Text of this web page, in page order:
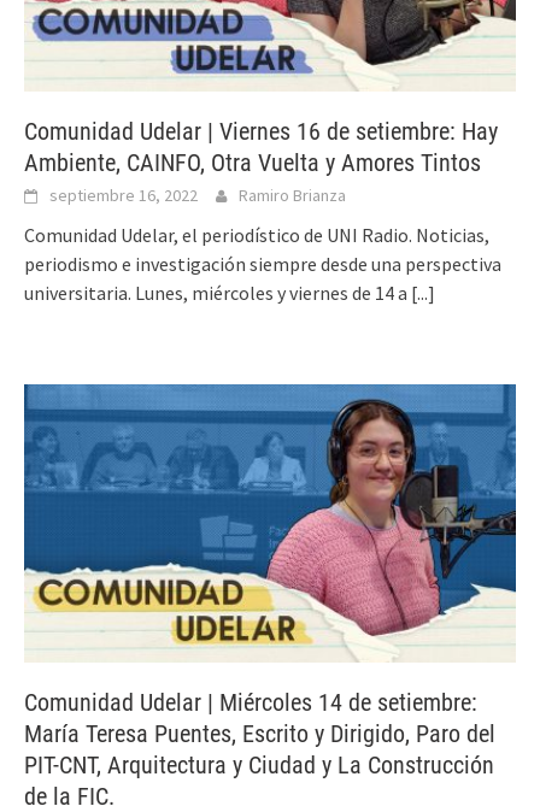
Comunidad Udelar | Viernes 16 de setiembre: Hay
Ambiente, CAINFO, Otra Vuelta y Amores Tintos
septiembre 16, 2022 Ramiro Brianza
Comunidad Udelar, el periodístico de UNI Radio. Noticias,
periodismo e investigación siempre desde una perspectiva
universitaria. Lunes, miércoles y viernes de 14 a [...]
Comunidad Udelar | Miércoles 14 de setiembre:
María Teresa Puentes, Escrito y Dirigido, Paro del
PIT-CNT, Arquitectura y Ciudad y La Construcción
de la FIC.